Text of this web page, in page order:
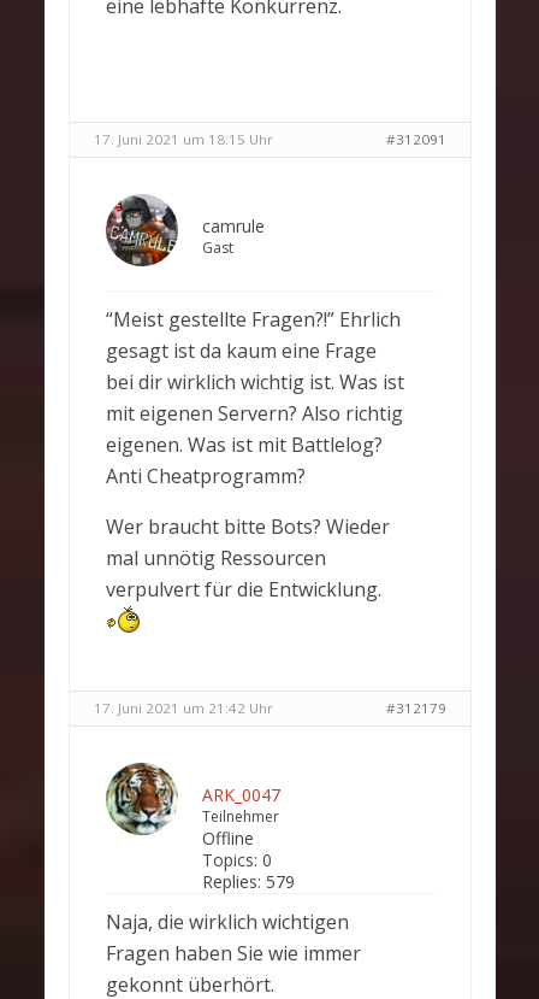
eine lebhafte Konkurrenz.
17. Juni 2021 um 18:15 Uhr #312091
camrule
Gast
“Meist gestellte Fragen?!” Ehrlich
gesagt ist da kaum eine Frage
bei dir wirklich wichtig ist. Was ist
mit eigenen Servern? Also richtig
eigenen. Was ist mit Battlelog?
Anti Cheatprogramm?
Wer braucht bitte Bots? Wieder
mal unnötig Ressourcen
verpulvert für die Entwicklung.
17. Juni 2021 um 21:42 Uhr #312179
ARK_0047
Teilnehmer
Offline
Topics: 0
Replies: 579
Naja, die wirklich wichtigen
Fragen haben Sie wie immer
gekonnt überhört.